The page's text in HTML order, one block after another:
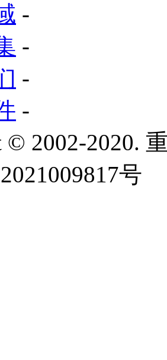
-
-
-
-
© 2002-2020.
号